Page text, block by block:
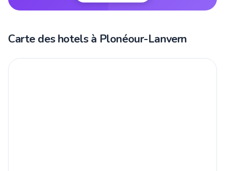
Carte des hotels à Plonéour-Lanvern